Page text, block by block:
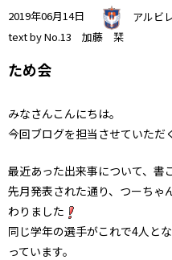
2019年06月14日
アルビ
text by No.13 加藤 栞
ため会
みなさんこんにちは。
今回ブログを担当させていただ
最近あった出来事について、書
先月発表された通り、つーちゃ
わりました
同じ学年の選手がこれで4人と
っています。